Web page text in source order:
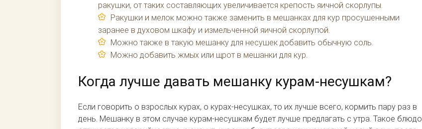
ракушки, от таких составляющих увеличивается крепость яичной скорлупы.
Ракушки и мелок можно также заменить в мешанках для кур просушенными
заранее в духовом шкафу и измельченной яичной скорлупой.
Можно также в такую мешанку для несушек добавить обычную соль.
Можно добавить жмых или щрот в мешанки для кур.
Когда лучше давать мешанку курам-несушкам?
Если говорить о взрослых курах, о курах-несушках, то их лучше всего, кормить пару раз в
день. Мешанку в этом случае курам-несушкам будет лучше предлагать с утра. Такое блюдо